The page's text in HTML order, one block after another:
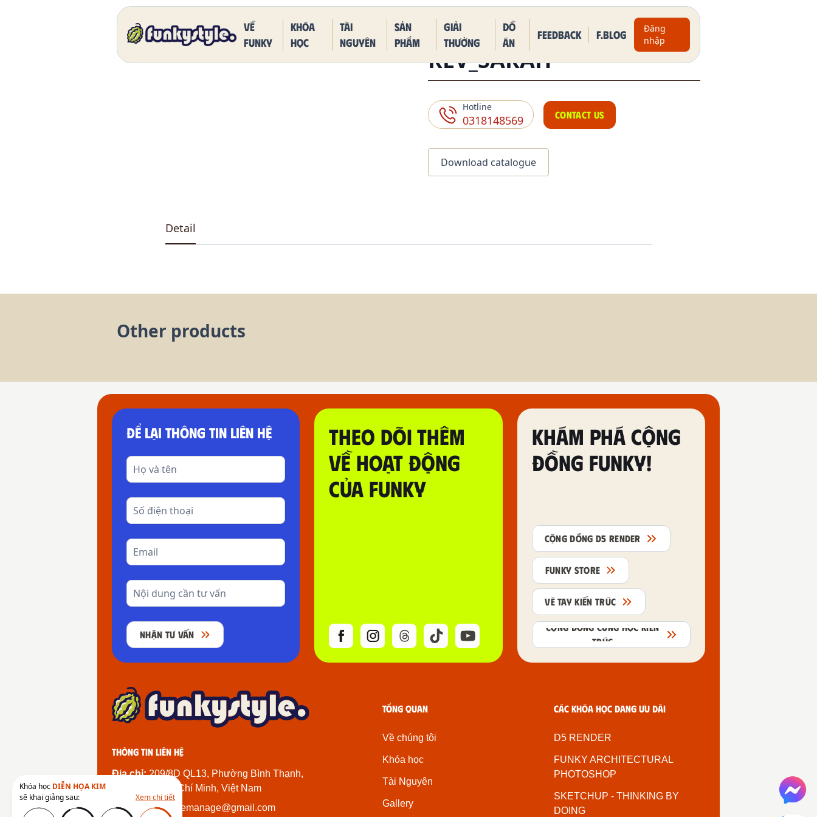
Khóa học DIỄN HỌA KIM
sẽ khai giảng sau:
Xem chi tiết
Về
funky
Khóa
học
Tài
nguyên
Sản
phẩm
Giải
thưởng
Đồ
án
Feedback F.BLOG
Đăng
nhập
Home Our Products DK 5011 One Piece Kaido Blue Dragon Form
REV_SARAH
Hotline
0318148569 CONTACT US
Download catalogue
Detail
Other products
ĐỂ LẠI THÔNG TIN LIÊN HỆ
NHẬN TƯ VẤN
THEO DÕI THÊM
VỀ HOẠT ĐỘNG
CỦA FUNKY
KHÁM PHÁ CỘNG
ĐỒNG FUNKY!
CỘNG ĐỒNG D5 RENDER
FUNKY STORE
VẼ TAY KIẾN TRÚC
CỘNG ĐỒNG CÙNG HỌC KIẾN
TRÚC
Thông tin liên hệ
Địa chỉ:209/8D QL13, Phường Bình Thạnh,
Thành Phố Hồ Chí Minh, Việt Nam
Email:
funkystylemanage@gmail.com
Tổng quan
Về chúng tôi
Khóa học
Tài Nguyên
Gallery
Các khóa học đang ưu đãi
D5 RENDER
FUNKY ARCHITECTURAL
PHOTOSHOP
SKETCHUP - THINKING BY
DOING